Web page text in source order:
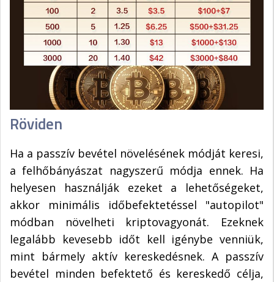
Röviden
Ha a passzív bevétel növelésének módját keresi,
a felhőbányászat nagyszerű módja ennek. Ha
helyesen használják ezeket a lehetőségeket,
akkor minimális időbefektetéssel "autopilot"
módban növelheti kriptovagyonát. Ezeknek
legalább kevesebb időt kell igénybe venniük,
mint bármely aktív kereskedésnek. A passzív
bevétel minden befektető és kereskedő célja,